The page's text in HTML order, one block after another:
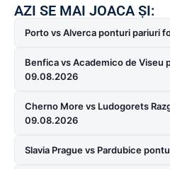
AZI SE MAI JOACA ȘI:
Porto vs Alverca ponturi pariuri
Benfica vs Academico de Viseu
09.08.2026
Cherno More vs Ludogorets
09.08.2026
Slavia Prague vs Pardubice